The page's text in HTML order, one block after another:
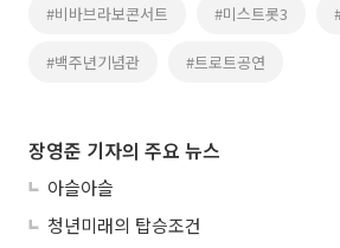
#비바브라보콘서트 #미스트롯3
#백주년기념관 #트로트공연
장영준 기자의 주요 뉴스
아슬아슬
청년미래의 탑승조건